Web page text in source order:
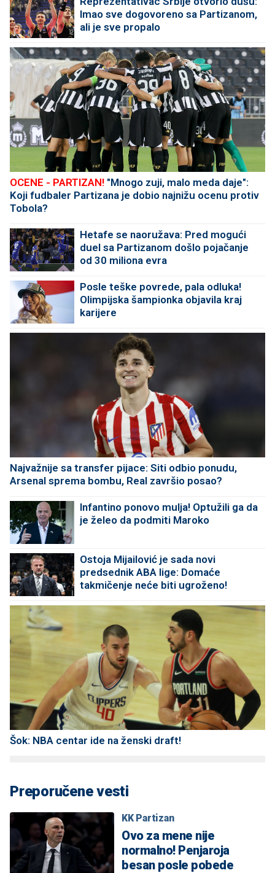
Imao sve dogovoreno sa Partizanom,
ali je sve propalo
OCENE - PARTIZAN! "Mnogo zuji, malo meda daje":
Koji fudbaler Partizana je dobio najnižu ocenu protiv
Tobola?
Hetafe se naoružava: Pred mogući
duel sa Partizanom došlo pojačanje
od 30 miliona evra
Posle teške povrede, pala odluka!
Olimpijska šampionka objavila kraj
karijere
Najvažnije sa transfer pijace: Siti odbio ponudu,
Arsenal sprema bombu, Real završio posao?
Infantino ponovo mulja! Optužili ga da
je želeo da podmiti Maroko
Ostoja Mijailović je sada novi
predsednik ABA lige: Domaće
takmičenje neće biti ugroženo!
Šok: NBA centar ide na ženski draft!
Preporučene vesti
KK Partizan
Ovo za mene nije
normalno! Penjaroja
besan posle pobede